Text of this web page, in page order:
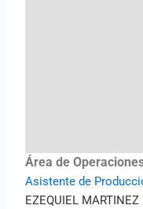
Área de
Asistente de
EZEQUIEL MARTINEZ